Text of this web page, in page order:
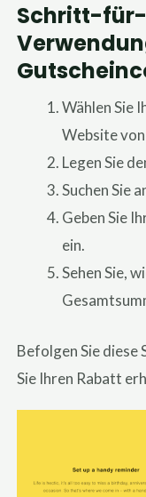
Schritt-
Wählen Sie
Website
Legen Sie
Suchen Sie
Geben Sie
ein.
Sehen Sie,
Befolgen Sie diese
Sie Ihren Rabatt